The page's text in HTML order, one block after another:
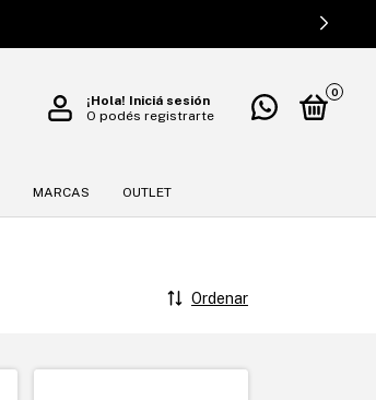
¡Hola! Iniciá sesión
O podés registrarte
0
MARCAS OUTLET
Ordenar